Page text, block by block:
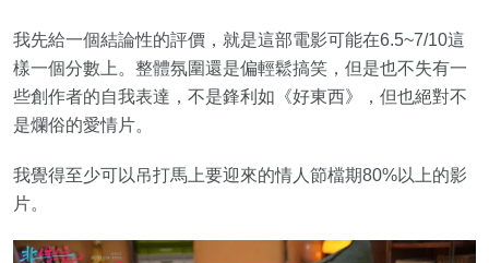
我先給一個結論性的評價，就是這部電影可能在6.5~7/10這
樣一個分數上。整體氛圍還是偏輕鬆搞笑，但是也不失有一
些創作者的自我表達，不是鋒利如《好東西》，但也絕對不
是爛俗的愛情片。
我覺得至少可以吊打馬上要迎來的情人節檔期80%以上的影
片。